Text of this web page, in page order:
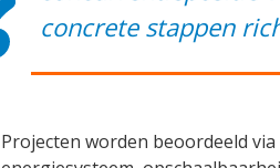
concrete stappen
Projecten worden beoordeeld